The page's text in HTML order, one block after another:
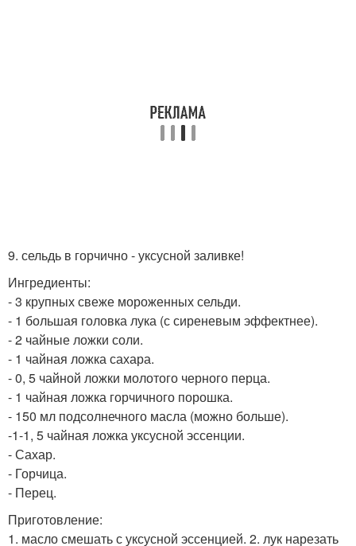
9. сельдь в горчично - уксусной заливке!
Ингредиенты:
- 3 крупных свеже мороженных сельди.
- 1 большая головка лука (с сиреневым эффектнее).
- 2 чайные ложки соли.
- 1 чайная ложка сахара.
- 0, 5 чайной ложки молотого черного перца.
- 1 чайная ложка горчичного порошка.
- 150 мл подсолнечного масла (можно больше).
-1-1, 5 чайная ложка уксусной эссенции.
- Сахар.
- Горчица.
- Перец.
Приготовление:
1. масло смешать с уксусной эссенцией. 2. лук нарезать